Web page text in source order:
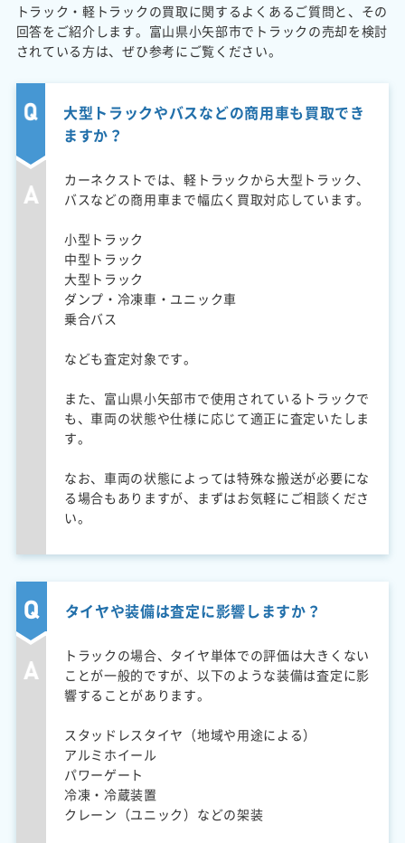
トラック・軽トラックの買取に関するよくあるご質問と、その
回答をご紹介します。富山県小矢部市でトラックの売却を検討
されている方は、ぜひ参考にご覧ください。
大型トラックやバスなどの商用車も買取でき
ますか？
カーネクストでは、軽トラックから大型トラック、
バスなどの商用車まで幅広く買取対応しています。
小型トラック
中型トラック
大型トラック
ダンプ・冷凍車・ユニック車
乗合バス
なども査定対象です。
また、富山県小矢部市で使用されているトラックで
も、車両の状態や仕様に応じて適正に査定いたしま
す。
なお、車両の状態によっては特殊な搬送が必要にな
る場合もありますが、まずはお気軽にご相談くださ
い。
タイヤや装備は査定に影響しますか？
トラックの場合、タイヤ単体での評価は大きくない
ことが一般的ですが、以下のような装備は査定に影
響することがあります。
スタッドレスタイヤ（地域や用途による）
アルミホイール
パワーゲート
冷凍・冷蔵装置
クレーン（ユニック）などの架装